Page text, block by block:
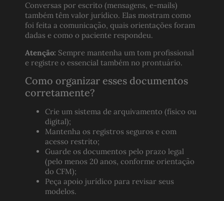
Conversas por escrito (mensagens, e-mails)
também têm valor jurídico. Elas mostram como
foi feita a comunicação, quais orientações foram
dadas e como o paciente respondeu.
Atenção: Sempre mantenha um tom profissional
e registre o essencial também no prontuário.
Como organizar esses documentos
corretamente?
Crie um sistema de arquivamento (físico ou
digital);
Mantenha os registros seguros e com
acesso restrito;
Guarde os documentos pelo prazo legal
(pelo menos 20 anos, conforme orientação
do CFM);
Peça apoio jurídico para revisar seus
modelos.